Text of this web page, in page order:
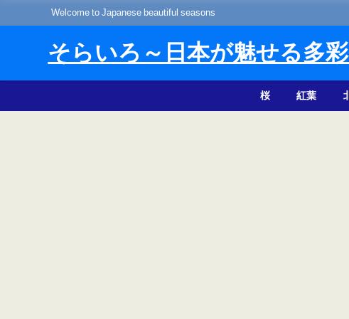
Welcome to Japanese beautiful seasons
そらいろ～日本が魅せる多
桜 紅葉